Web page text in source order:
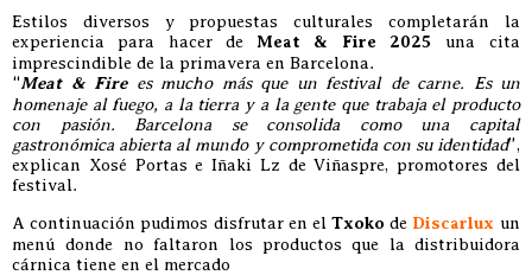
Estilos diversos y propuestas culturales completarán la
experiencia para hacer de Meat & Fire 2025 una cita
imprescindible de la primavera en Barcelona.
“Meat & Firees mucho más que un festival de carne. Es un
homenaje al fuego, a la tierra y a la gente que trabaja el producto
con pasión. Barcelona se consolida como una capital
gastronómica abierta al mundo y comprometida con su identidad”,
explican Xosé Portas e Iñaki Lz de Viñaspre, promotores del
festival.
A continuación pudimos disfrutar en el Txoko de Discarlux un
menú donde no faltaron los productos que la distribuidora
cárnica tiene en el mercado